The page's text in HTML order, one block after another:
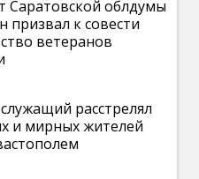
Саратовской облдумы
призвал к совести
ветеранов
расстрелял
и мирных жителей